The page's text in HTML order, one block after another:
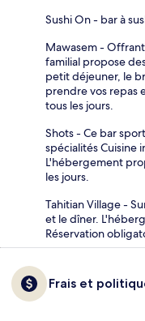
Sushi On - bar à
Mawasem -
familial propose
petit déjeuner, le
prendre vos repas
tous les jours.
Shots - Ce bar
spécialités Cuisine
L'hébergement
les jours.
Tahitian Village -
et le dîner.
Réservation
Frais et